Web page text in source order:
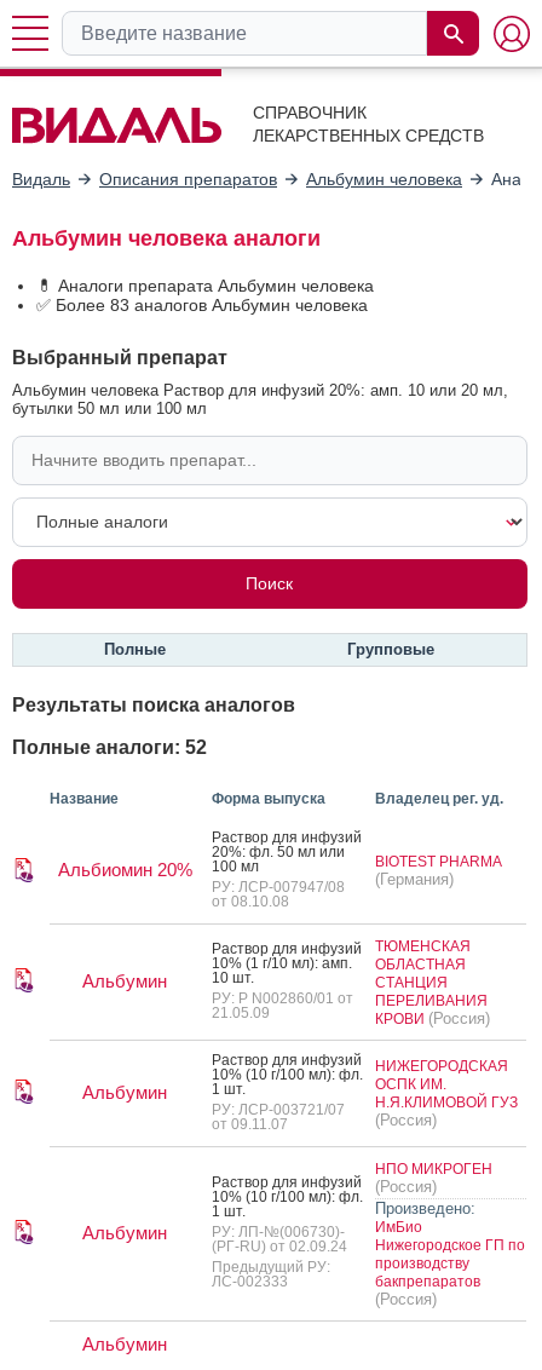
СПРАВОЧНИК
ЛЕКАРСТВЕННЫХ СРЕДСТВ
Видаль Описания препаратов Альбумин человека
Альбумин человека аналоги
💊 Аналоги препарата Альбумин человека
✅ Более 83 аналогов Альбумин человека
Выбранный препарат
Альбумин человека Раствор для инфузий 20%: амп. 10 или 20 мл,
бутылки 50 мл или 100 мл
Полные Групповые
Результаты поиска аналогов
Полные аналоги: 52
Название Форма выпуска Владелец рег. уд.
Альбиомин 20%
Рас­твор для ин­фу­зий
20%: фл. 50 мл или
100 мл
РУ: ЛСР-007947/08
от 08.10.08
BIOTEST PHARMA
(Германия)
Альбумин
Рас­твор для ин­фу­зий
10% (1 г/10 мл): амп.
10 шт.
РУ: Р N002860/01 от
21.05.09
ТЮМЕНСКАЯ
ОБЛАСТНАЯ
СТАНЦИЯ
ПЕРЕЛИВАНИЯ
КРОВИ (Россия)
Альбумин
Рас­твор для ин­фу­зий
10% (10 г/100 мл): фл.
1 шт.
РУ: ЛСР-003721/07
от 09.11.07
НИЖЕГОРОДСКАЯ
ОСПК ИМ.
Н.Я.КЛИМОВОЙ ГУЗ
(Россия)
Альбумин
Рас­твор для ин­фу­зий
10% (10 г/100 мл): фл.
1 шт.
РУ: ЛП-№(006730)-
(РГ-RU) от 02.09.24
Предыдущий РУ:
ЛС-002333
НПО МИКРОГЕН
(Россия)
Произведено:
ИмБио
Нижегородское ГП по
производству
бакпрепаратов
(Россия)
Альбумин